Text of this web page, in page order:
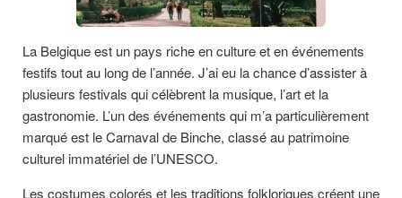
La Belgique est un pays riche en culture et en événements
festifs tout au long de l’année. J’ai eu la chance d’assister à
plusieurs festivals qui célèbrent la musique, l’art et la
gastronomie. L’un des événements qui m’a particulièrement
marqué est le Carnaval de Binche, classé au patrimoine
culturel immatériel de l’UNESCO.
Les costumes colorés et les traditions folkloriques créent une